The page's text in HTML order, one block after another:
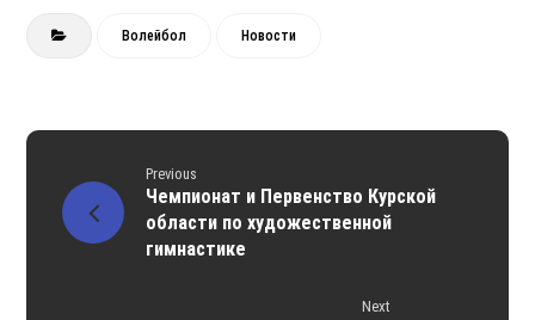
Волейбол Новости
Previous
Чемпионат и Первенство Курской
области по художественной
гимнастике
Next